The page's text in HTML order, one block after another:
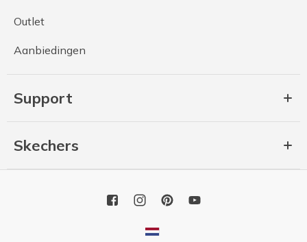
Outlet
Aanbiedingen
Support
Skechers